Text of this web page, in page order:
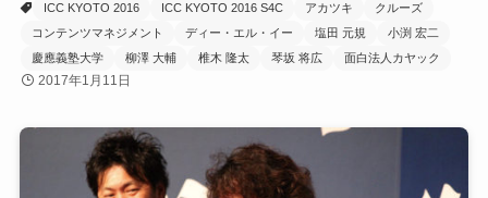
ICC KYOTO 2016
ICC KYOTO 2016 S4C アカツキ
クルーズ
コンテンツマネジメント
ディー・エル・イー 塩田 元規
小渕 宏二
慶應義塾大学
柳澤 大輔 椎木 隆太 琴坂 将広 面白法人カヤック
2017年1月11日